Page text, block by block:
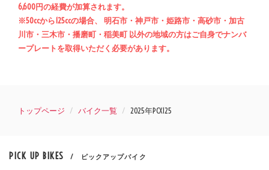
6,600円の経費が加算されます。
※50ccから125ccの場合、 明石市・神戸市・姫路市・高砂市・加古
川市・三木市・播磨町・稲美町 以外の地域の方はご自身でナンバ
ープレートを取得いただく必要があります。
トップページ バイク一覧 2025年PCX125
PICK UP BIKES / ピックアップバイク